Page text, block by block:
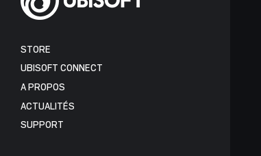
STORE
UBISOFT CONNECT
A PROPOS
ACTUALITÉS
SUPPORT